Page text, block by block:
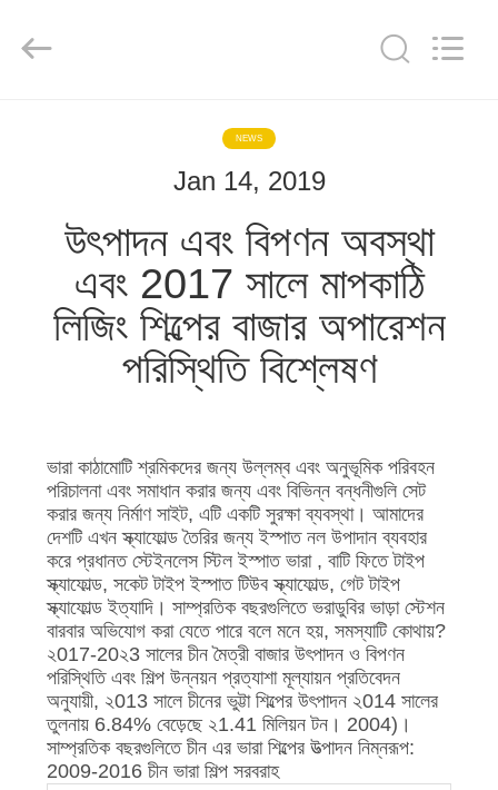
আমাদের
নিয়ন্ত্রণ
আমাদের
সাথে
যোগাযোগ
করুন
উদ্ধৃতির
Formwork
System
NEWS
Jan 14, 2019
উৎপাদন এবং বিপণন অবস্থা
এবং 2017 সালে মাপকাঠি
লিজিং শিল্পের বাজার অপারেশন
পরিস্থিতি বিশ্লেষণ
ভারা কাঠামোটি শ্রমিকদের জন্য উল্লম্ব এবং অনুভূমিক পরিবহন
পরিচালনা এবং সমাধান করার জন্য এবং বিভিন্ন বন্ধনীগুলি সেট
করার জন্য নির্মাণ সাইট, এটি একটি সুরক্ষা ব্যবস্থা। আমাদের
দেশটি এখন স্ক্যাফোল্ড তৈরির জন্য ইস্পাত নল উপাদান ব্যবহার
করে প্রধানত স্টেইনলেস স্টিল ইস্পাত ভারা , বাটি ফিতে টাইপ
স্ক্যাফোল্ড, সকেট টাইপ ইস্পাত টিউব স্ক্যাফোল্ড, গেট টাইপ
স্ক্যাফোল্ড ইত্যাদি। সাম্প্রতিক বছরগুলিতে ভরাডুবির ভাড়া স্টেশন
বারবার অভিযোগ করা যেতে পারে বলে মনে হয়, সমস্যাটি কোথায়?
২017-20২3 সালের চীন মৈত্রী বাজার উৎপাদন ও বিপণন
পরিস্থিতি এবং শিল্প উন্নয়ন প্রত্যাশা মূল্যায়ন প্রতিবেদন
অনুযায়ী, ২013 সালে চীনের ভুট্টা শিল্পের উৎপাদন ২014 সালের
তুলনায় 6.84% বেড়েছে ২1.41 মিলিয়ন টন। 2004)।
সাম্প্রতিক বছরগুলিতে চীন এর ভারা শিল্পের উত্পাদন নিম্নরূপ:
2009-2016 চীন ভারা শিল্প সরবরাহ